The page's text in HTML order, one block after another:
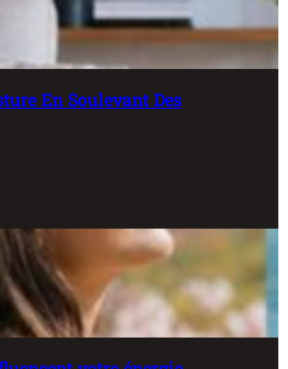
En Soulevant Des